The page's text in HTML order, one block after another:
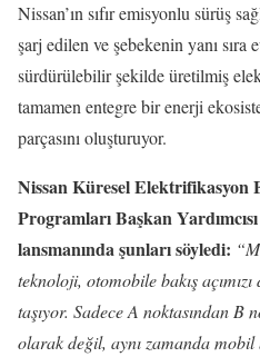
Nissan’ın sıfır emisyonlu sürüş
şarj edilen ve şebekenin yanı sıra
sürdürülebilir şekilde üretilmiş
tamamen entegre bir enerji
parçasını oluşturuyor.
Nissan Küresel Elektrifikasyon
Programları Başkan
lansmanında şunları söyledi:
teknoloji, otomobile bakış
taşıyor. Sadece A noktasından B
olarak değil, aynı zamanda